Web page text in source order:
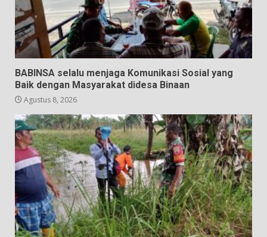
BABINSA selalu menjaga Komunikasi Sosial yang
Baik dengan Masyarakat didesa Binaan
Agustus 8, 2026